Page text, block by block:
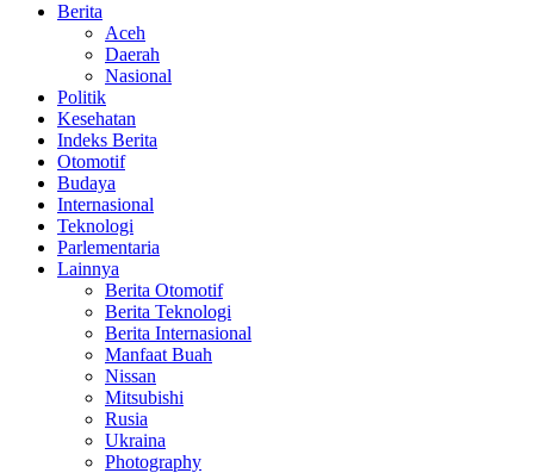
Berita
Aceh
Daerah
Nasional
Politik
Kesehatan
Indeks Berita
Otomotif
Budaya
Internasional
Teknologi
Parlementaria
Lainnya
Berita Otomotif
Berita Teknologi
Berita Internasional
Manfaat Buah
Nissan
Mitsubishi
Rusia
Ukraina
Photography